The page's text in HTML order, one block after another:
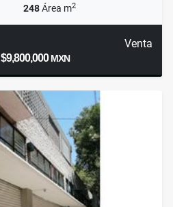
248Área m2
Venta
$9,800,000MXN